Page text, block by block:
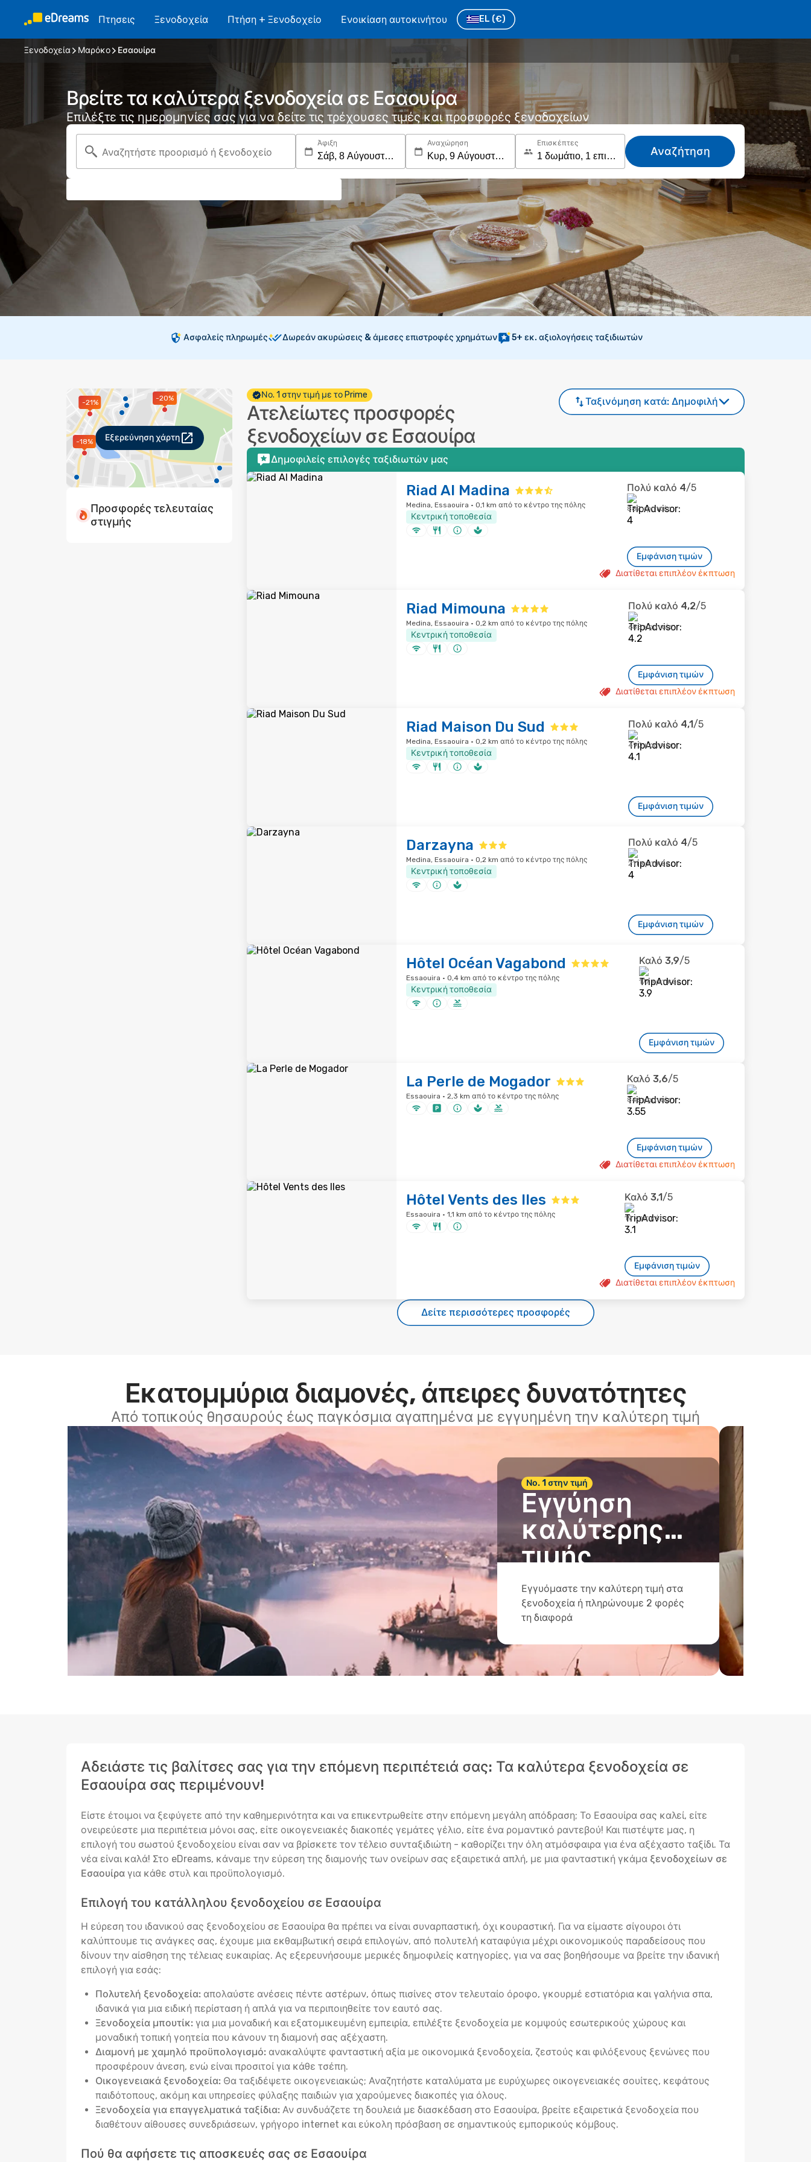
Πτησεις Ξενοδοχεία Πτήση + Ξενοδοχείο Ενοικίαση αυτοκινήτου EL (€)
Ξενοδοχεία Μαρόκο Εσαουίρα
Βρείτε τα καλύτερα ξενοδοχεία σε Εσαουίρα
Επιλέξτε τις ημερομηνίες σας για να δείτε τις τρέχουσες τιμές και προσφορές ξενοδοχείων
Αναζητήστε προορισμό ή ξενοδοχείο
Άφιξη Αναχώρηση Επισκέπτες
Αναζήτηση
Ασφαλείς πληρωμές Δωρεάν ακυρώσεις & άμεσες επιστροφές χρημάτων 5+ εκ. αξιολογήσεις ταξιδιωτών
-21%
-20%
-18% Εξερεύνηση χάρτη
Προσφορές τελευταίας
στιγμής
Νο. 1 στην τιμή με το Prime
Ατελείωτες προσφορές
ξενοδοχείων σε Εσαουίρα
Ταξινόμηση κατά: Δημοφιλή
Δημοφιλείς επιλογές ταξιδιωτών μας
Riad Al Madina
Medina, Essaouira · 0,1 km από το κέντρο της πόλης
Κεντρική τοποθεσία
Πολύ καλό 4/5
887 κριτικές
Εμφάνιση τιμών
Διατίθεται επιπλέον έκπτωση
Riad Mimouna
Medina, Essaouira · 0,2 km από το κέντρο της πόλης
Κεντρική τοποθεσία
Πολύ καλό 4,2/5
685 κριτικές
Εμφάνιση τιμών
Διατίθεται επιπλέον έκπτωση
Riad Maison Du Sud
Medina, Essaouira · 0,2 km από το κέντρο της πόλης
Κεντρική τοποθεσία
Πολύ καλό 4,1/5
490 κριτικές
Εμφάνιση τιμών
Darzayna
Medina, Essaouira · 0,2 km από το κέντρο της πόλης
Κεντρική τοποθεσία
Πολύ καλό 4/5
211 κριτικές
Εμφάνιση τιμών
Hôtel Océan Vagabond
Essaouira · 0,4 km από το κέντρο της πόλης
Κεντρική τοποθεσία
Καλό 3,9/5
177 κριτικές
Εμφάνιση τιμών
La Perle de Mogador
Essaouira · 2,3 km από το κέντρο της πόλης
Καλό 3,6/5
846 κριτικές
Εμφάνιση τιμών
Διατίθεται επιπλέον έκπτωση
Hôtel Vents des Iles
Essaouira · 1,1 km από το κέντρο της πόλης
Καλό 3,1/5
19 κριτικές
Εμφάνιση τιμών
Διατίθεται επιπλέον έκπτωση
Δείτε περισσότερες προσφορές
Εκατομμύρια διαμονές, άπειρες δυνατότητες
Από τοπικούς θησαυρούς έως παγκόσμια αγαπημένα με εγγυημένη την καλύτερη τιμή
Νο. 1 στην τιμή
Εγγύηση
καλύτερης
τιμής
Εγγυόμαστε την καλύτερη τιμή στα
ξενοδοχεία ή πληρώνουμε 2 φορές
τη διαφορά
Αδειάστε τις βαλίτσες σας για την επόμενη περιπέτειά σας: Τα καλύτερα ξενοδοχεία σε
Εσαουίρα σας περιμένουν!
Είστε έτοιμοι να ξεφύγετε από την καθημερινότητα και να επικεντρωθείτε στην επόμενη μεγάλη απόδραση; Το Εσαουίρα σας καλεί, είτε
ονειρεύεστε μια περιπέτεια μόνοι σας, είτε οικογενειακές διακοπές γεμάτες γέλιο, είτε ένα ρομαντικό ραντεβού! Και πιστέψτε μας, η
επιλογή του σωστού ξενοδοχείου είναι σαν να βρίσκετε τον τέλειο συνταξιδιώτη - καθορίζει την όλη ατμόσφαιρα για ένα αξέχαστο ταξίδι. Τα
νέα είναι καλά! Στο eDreams, κάναμε την εύρεση της διαμονής των ονείρων σας εξαιρετικά απλή, με μια φανταστική γκάμα ξενοδοχείων σε
Εσαουίρα για κάθε στυλ και προϋπολογισμό.
Επιλογή του κατάλληλου ξενοδοχείου σε Εσαουίρα
Η εύρεση του ιδανικού σας ξενοδοχείου σε Εσαουίρα θα πρέπει να είναι συναρπαστική, όχι κουραστική. Για να είμαστε σίγουροι ότι
καλύπτουμε τις ανάγκες σας, έχουμε μια εκθαμβωτική σειρά επιλογών, από πολυτελή καταφύγια μέχρι οικονομικούς παραδείσους που
δίνουν την αίσθηση της τέλειας ευκαιρίας. Ας εξερευνήσουμε μερικές δημοφιλείς κατηγορίες, για να σας βοηθήσουμε να βρείτε την ιδανική
επιλογή για εσάς:
Πολυτελή ξενοδοχεία: απολαύστε ανέσεις πέντε αστέρων, όπως πισίνες στον τελευταίο όροφο, γκουρμέ εστιατόρια και γαλήνια σπα,
ιδανικά για μια ειδική περίσταση ή απλά για να περιποιηθείτε τον εαυτό σας.
Ξενοδοχεία μπουτίκ: για μια μοναδική και εξατομικευμένη εμπειρία, επιλέξτε ξενοδοχεία με κομψούς εσωτερικούς χώρους και
μοναδική τοπική γοητεία που κάνουν τη διαμονή σας αξέχαστη.
Διαμονή με χαμηλό προϋπολογισμό: ανακαλύψτε φανταστική αξία με οικονομικά ξενοδοχεία, ζεστούς και φιλόξενους ξενώνες που
προσφέρουν άνεση, ενώ είναι προσιτοί για κάθε τσέπη.
Οικογενειακά ξενοδοχεία: Θα ταξιδέψετε οικογενειακώς; Αναζητήστε καταλύματα με ευρύχωρες οικογενειακές σουίτες, κεφάτους
παιδότοπους, ακόμη και υπηρεσίες φύλαξης παιδιών για χαρούμενες διακοπές για όλους.
Ξενοδοχεία για επαγγελματικά ταξίδια: Αν συνδυάζετε τη δουλειά με διασκέδαση στο Εσαουίρα, βρείτε εξαιρετικά ξενοδοχεία που
διαθέτουν αίθουσες συνεδριάσεων, γρήγορο internet και εύκολη πρόσβαση σε σημαντικούς εμπορικούς κόμβους.
Πού θα αφήσετε τις αποσκευές σας σε Εσαουίρα